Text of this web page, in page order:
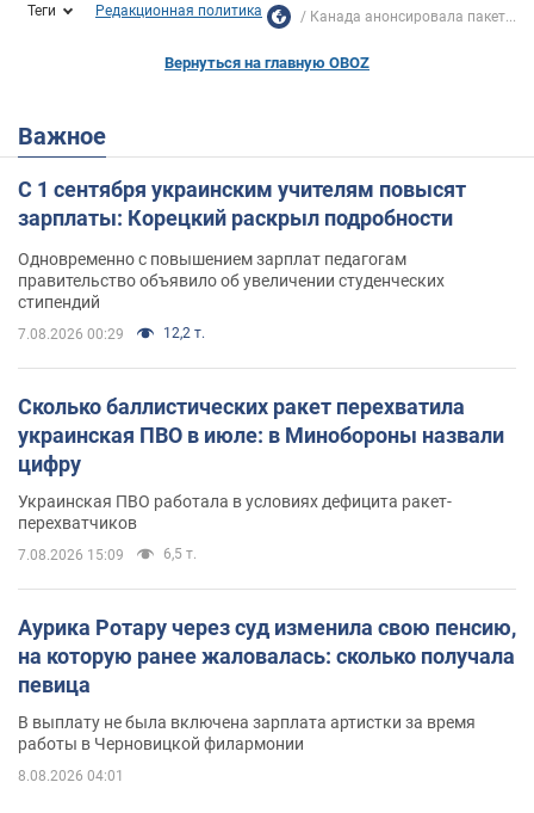
Теги Редакционная политика Канада анонсировала пакет...
Вернуться на главную OBOZ
Важное
С 1 сентября украинским учителям повысят
зарплаты: Корецкий раскрыл подробности
Одновременно с повышением зарплат педагогам
правительство объявило об увеличении студенческих
стипендий
7.08.2026 00:29 12,2 т.
Сколько баллистических ракет перехватила
украинская ПВО в июле: в Минобороны назвали
цифру
Украинская ПВО работала в условиях дефицита ракет-
перехватчиков
7.08.2026 15:09 6,5 т.
Аурика Ротару через суд изменила свою пенсию,
на которую ранее жаловалась: сколько получала
певица
В выплату не была включена зарплата артистки за время
работы в Черновицкой филармонии
8.08.2026 04:01